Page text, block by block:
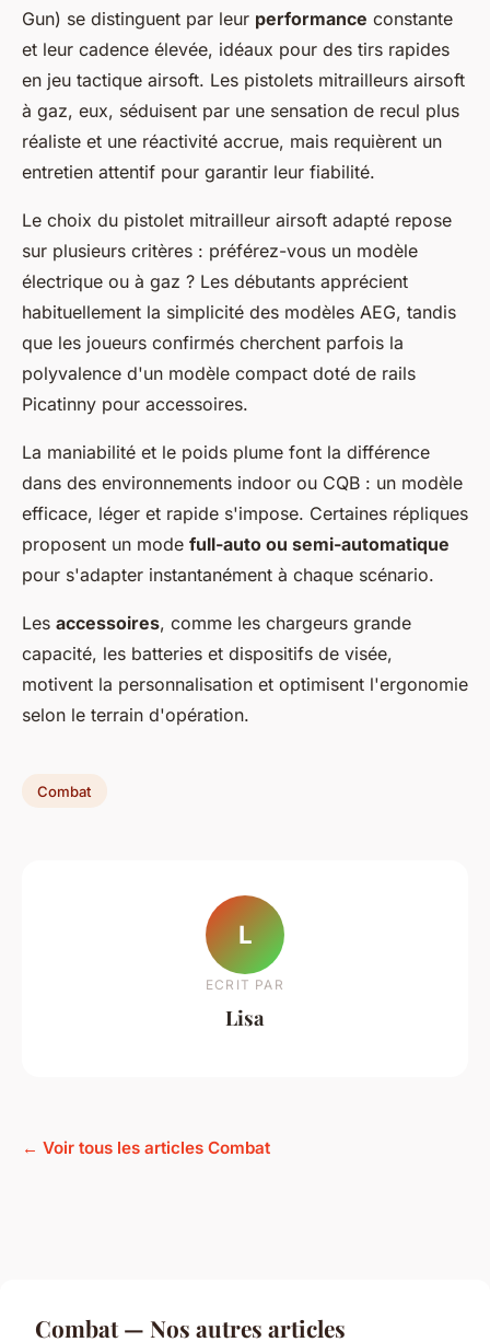
Gun) se distinguent par leur performance constante
et leur cadence élevée, idéaux pour des tirs rapides
en jeu tactique airsoft. Les pistolets mitrailleurs airsoft
à gaz, eux, séduisent par une sensation de recul plus
réaliste et une réactivité accrue, mais requièrent un
entretien attentif pour garantir leur fiabilité.
Le choix du pistolet mitrailleur airsoft adapté repose
sur plusieurs critères : préférez-vous un modèle
électrique ou à gaz ? Les débutants apprécient
habituellement la simplicité des modèles AEG, tandis
que les joueurs confirmés cherchent parfois la
polyvalence d'un modèle compact doté de rails
Picatinny pour accessoires.
La maniabilité et le poids plume font la différence
dans des environnements indoor ou CQB : un modèle
efficace, léger et rapide s'impose. Certaines répliques
proposent un mode full-auto ou semi-automatique
pour s'adapter instantanément à chaque scénario.
Les accessoires, comme les chargeurs grande
capacité, les batteries et dispositifs de visée,
motivent la personnalisation et optimisent l'ergonomie
selon le terrain d'opération.
Combat
L
ECRIT PAR
Lisa
← Voir tous les articles Combat
Combat — Nos autres articles